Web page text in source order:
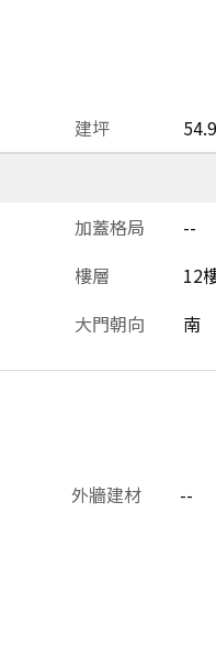
建坪
加蓋格局 --
樓層 12
大門朝向 南
外牆建材 --